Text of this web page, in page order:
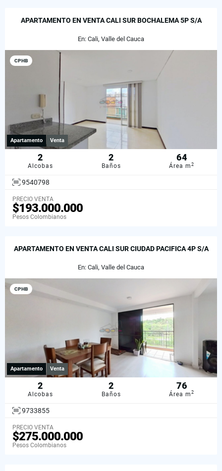
APARTAMENTO EN VENTA CALI SUR BOCHALEMA 5P S/A
En: Cali, Valle del Cauca
CPHB
Apartamento Venta
2
Alcobas
2
Baños
64
Área m2
9540798
PRECIO VENTA
$193.000.000
Pesos Colombianos
APARTAMENTO EN VENTA CALI SUR CIUDAD PACIFICA 4P S/A
En: Cali, Valle del Cauca
CPHB
Apartamento Venta
2
Alcobas
2
Baños
76
Área m2
9733855
PRECIO VENTA
$275.000.000
Pesos Colombianos